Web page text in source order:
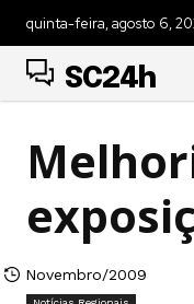
quinta-feira, agosto 6,
SC24h
Novembro/2009